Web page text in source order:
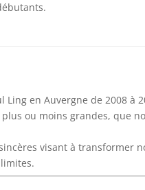
en Auvergne de 2008 à
ou moins grandes, que
visant à transformer